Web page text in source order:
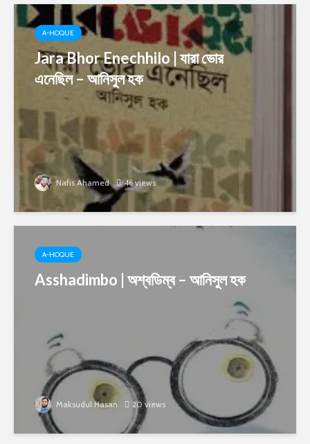
A-HOQUE
Jara Bhor Enechhilo | যারা ভোর
এনেছিল – আনিসুল হক
Nafis Ahamed 46 views
A-HOQUE
Asshadimbo | অশ্বডিম্ব – আনিসুল হক
Maksudul Hasan 20 views